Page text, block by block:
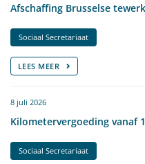
Afschaffing Brusselse
Sociaal Secretariaat
LEES MEER
8 juli 2026
Kilometervergoeding vanaf
Sociaal Secretariaat